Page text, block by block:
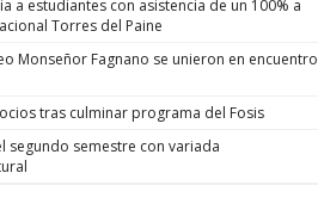
a estudiantes con asistencia de un 100% a
Torres del Paine
Monseñor Fagnano se unieron en encuentro
tras culminar programa del Fosis
segundo semestre con variada